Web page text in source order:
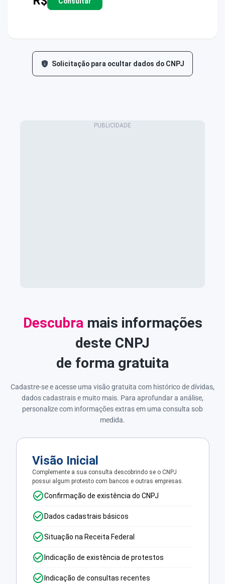
Solicitação para ocultar dados do CNPJ
Descubra mais informações
deste CNPJ
de forma gratuita
Cadastre-se e acesse uma visão gratuita com histórico de dívidas,
dados cadastrais e muito mais. Para aprofundar a análise,
personalize com informações extras em uma consulta sob
medida.
Visão Inicial
Complemente a sua consulta descobrindo se o CNPJ
possui algum protesto com bancos e outras empresas.
Confirmação de existência do CNPJ
Dados cadastrais básicos
Situação na Receita Federal
Indicação de existência de protestos
Indicação de consultas recentes